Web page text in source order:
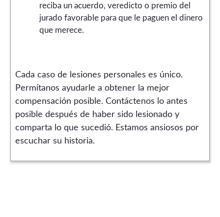
reciba un acuerdo, veredicto o premio del
jurado favorable para que le paguen el dinero
que merece.
Cada caso de lesiones personales es único.
Permítanos ayudarle a obtener la mejor
compensación posible. Contáctenos lo antes
posible después de haber sido lesionado y
comparta lo que sucedió. Estamos ansiosos por
escuchar su historia.